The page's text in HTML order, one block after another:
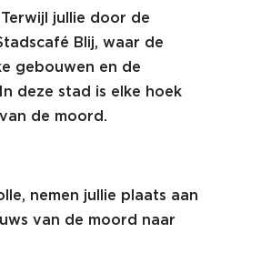
jullie door de
Blij, waar de
gebouwen en de
deze stad is elke hoek
de moord.
nemen jullie plaats aan
van de moord naar